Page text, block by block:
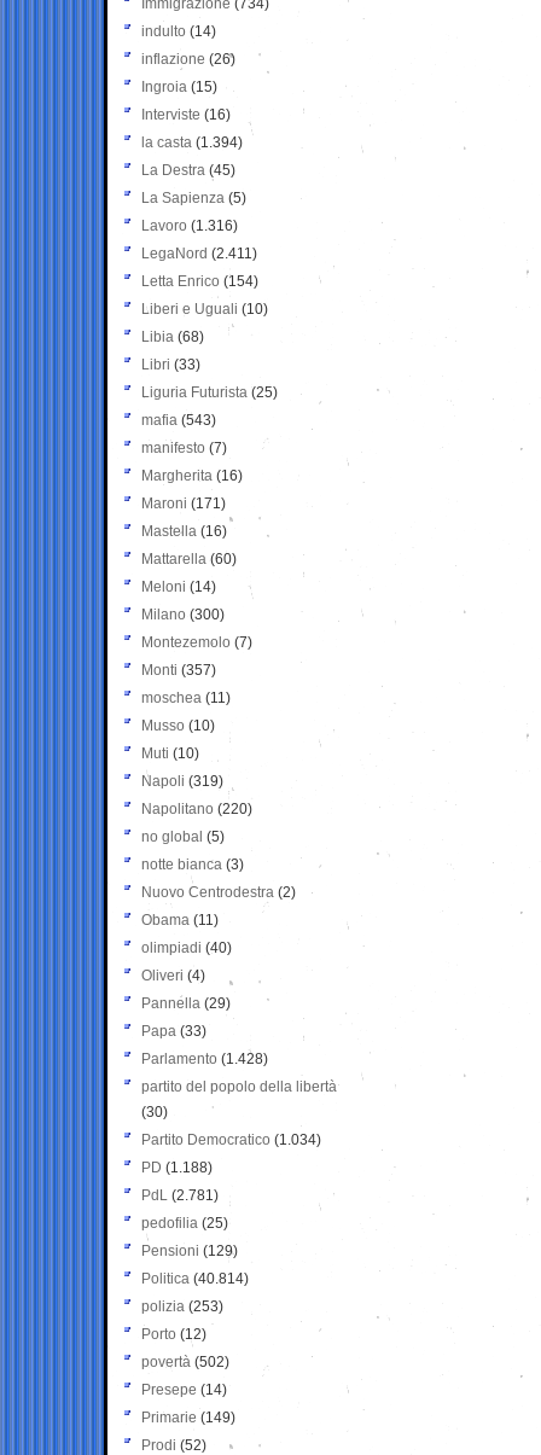
Immigrazione (734)
indulto (14)
inflazione (26)
Ingroia (15)
Interviste (16)
la casta (1.394)
La Destra (45)
La Sapienza (5)
Lavoro (1.316)
LegaNord (2.411)
Letta Enrico (154)
Liberi e Uguali (10)
Libia (68)
Libri (33)
Liguria Futurista (25)
mafia (543)
manifesto (7)
Margherita (16)
Maroni (171)
Mastella (16)
Mattarella (60)
Meloni (14)
Milano (300)
Montezemolo (7)
Monti (357)
moschea (11)
Musso (10)
Muti (10)
Napoli (319)
Napolitano (220)
no global (5)
notte bianca (3)
Nuovo Centrodestra (2)
Obama (11)
olimpiadi (40)
Oliveri (4)
Pannella (29)
Papa (33)
Parlamento (1.428)
partito del popolo della libertà
(30)
Partito Democratico (1.034)
PD (1.188)
PdL (2.781)
pedofilia (25)
Pensioni (129)
Politica (40.814)
polizia (253)
Porto (12)
povertà (502)
Presepe (14)
Primarie (149)
Prodi (52)